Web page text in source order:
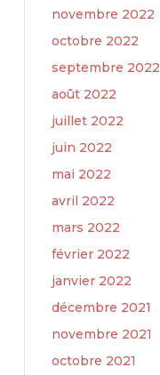
novembre 2022
octobre 2022
septembre 2022
août 2022
juillet 2022
juin 2022
mai 2022
avril 2022
mars 2022
février 2022
janvier 2022
décembre 2021
novembre 2021
octobre 2021